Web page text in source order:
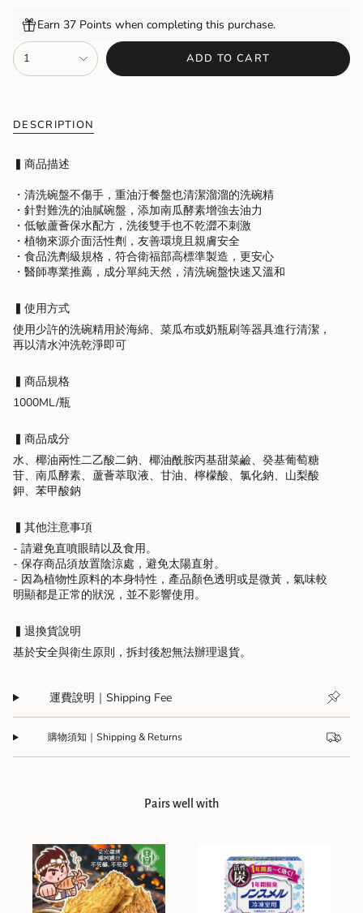
Earn 37 Points when completing this purchase.
{"in_cart_html"=>"
<span
class=\"quantity-
quantity
</span>
in
cart",
"decrease"=>"Decrease
quantity
for
product
}}",
of
{{
quantity
"minimum_of"=>"Minimum
of
{{
}}",
"maximum_of"=>"Maximum
of
{{
quantity
1 ADD TO CART
DESCRIPTION
▍商品描述
・清洗碗盤不傷手，重油汙餐盤也清潔溜溜的洗碗精
・ 針對難洗的油膩碗盤，添加南瓜酵素增強去油力
・ 低敏蘆薈保水配方，洗後雙手也不乾澀不刺激
・ 植物來源介面活性劑，友善環境且親膚安全
・ 食品洗劑級規格，符合衛福部高標準製造，更安心
・ 醫師專業推薦，成分單純天然，清洗碗盤快速又溫和
▍使用方式
使用少許的洗碗精用於海綿、菜瓜布或奶瓶刷等器具進行清潔，
再以清水沖洗乾淨即可
▍商品規格
1000ML/瓶
▍商品成分
水、椰油兩性二乙酸二鈉、椰油酰胺丙基甜菜鹼、癸基葡萄糖
苷、南瓜酵素、蘆薈萃取液、甘油、檸檬酸、氯化鈉、山梨酸
鉀、苯甲酸鈉
▍其他注意事項
- 請避免直噴眼睛以及食用。
- 保存商品須放置陰涼處，避免太陽直射。
- 因為植物性原料的本身特性，產品顏色透明或是微黃，氣味較
明顯都是正常的狀況，並不影響使用。
▍退換貨說明
基於安全與衛生原則，拆封後恕無法辦理退貨。
運費說明｜Shipping Fee
購物須知｜Shipping & Returns
Pairs well with